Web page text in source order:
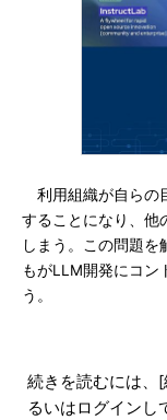
利用組織が自らの
することになり、他
しまう。この問題
もがLLM開発にコン
う。
続きを読むには、
るいはログインし